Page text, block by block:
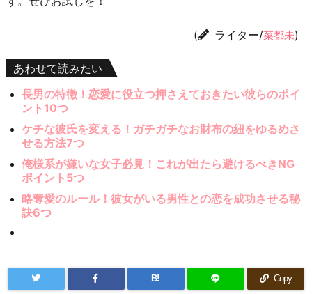
( ライター/菜都未)
あわせて読みたい
長男の特徴！恋愛に役立つ押さえておきたい彼らのポイ
ント10つ
ケチな彼氏を変える！ガチガチなお財布の紐をゆるめさ
せる方法7つ
俺様系が嫌いな女子必見！これが出たら避けるべきNG
ポイント5つ
略奪愛のルール！彼女がいる男性との恋を成功させる秘
訣6つ
B! Copy